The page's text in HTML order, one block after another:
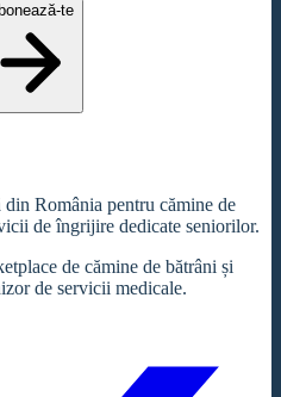
te
România pentru cămine de
de îngrijire dedicate seniorilor.
de cămine de bătrâni și
de servicii medicale.